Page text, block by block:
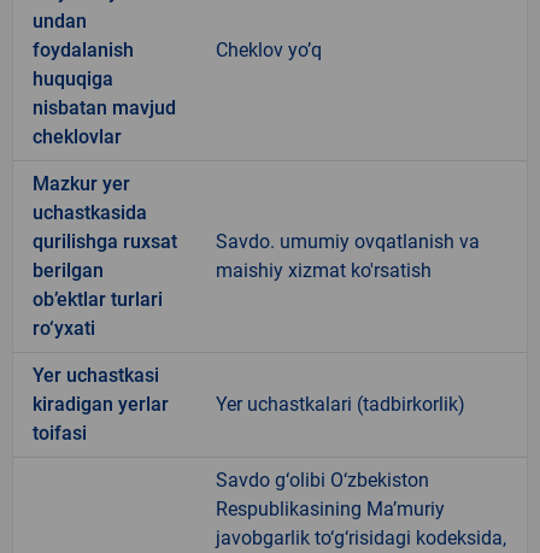
undan
foydalanish
huquqiga
nisbatan mavjud
cheklovlar
Cheklov yo’q
Mazkur yer
uchastkasida
qurilishga ruxsat
berilgan
ob’ektlar turlari
ro‘yxati
Savdo. umumiy ovqatlanish va
maishiy xizmat ko'rsatish
Yer uchastkasi
kiradigan yerlar
toifasi
Yer uchastkalari (tadbirkorlik)
Savdo g‘olibi O‘zbekiston
Respublikasining Ma’muriy
javobgarlik to‘g‘risidagi kodeksida,